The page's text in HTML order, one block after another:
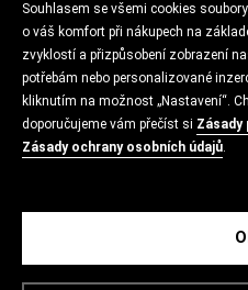
Souhlasem se všemi cookies
o váš komfort při nákupech na
zvyklostí a přizpůsobení zobrazení
potřebám nebo personalizované
kliknutím na možnost „Nastavení“.
doporučujeme vám přečíst si Zásady
Zásady ochrany osobních údajů.